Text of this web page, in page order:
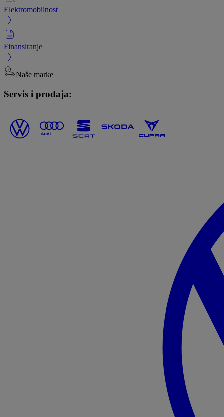
Elektromobilnost
Finansiranje
Naše marke
Servis i prodaja: